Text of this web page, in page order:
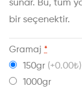
sunar. Bu, tüm
bir seçenektir.
Gramaj *
150gr (+0.00₺)
1000gr